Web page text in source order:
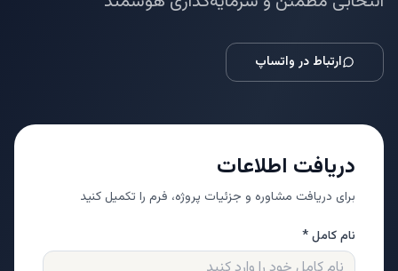
ارتباط در واتساپ
دریافت اطلاعات
برای دریافت مشاوره و جزئیات پروژه، فرم را تکمیل کنید
نام کامل *